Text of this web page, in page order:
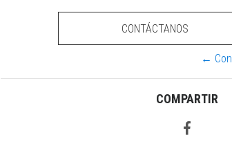
CONTÁCTANOS
←
COMPARTIR